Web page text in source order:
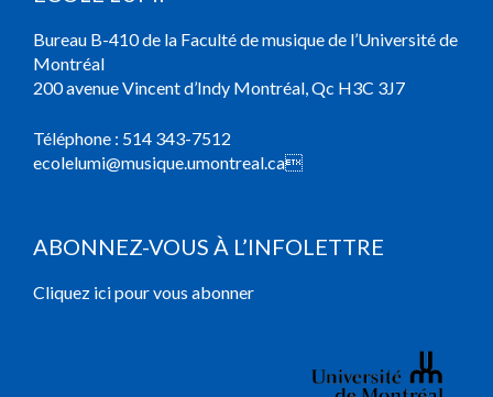
Bureau B-410 de la Faculté de musique de l’Université de
Montréal
200 avenue Vincent d’Indy Montréal, Qc H3C 3J7
Téléphone : 514 343-7512
ecolelumi@musique.umontreal.ca
ABONNEZ-VOUS À L’INFOLETTRE
Cliquez ici pour vous abonner